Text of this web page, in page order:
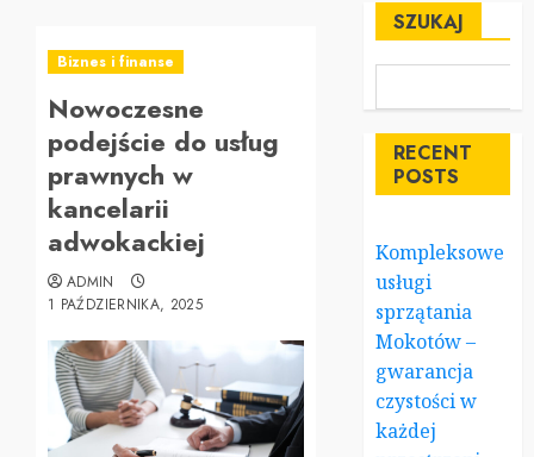
Biznes i finanse
Nowoczesne
podejście do usług
prawnych w
kancelarii
adwokackiej
ADMIN
1 PAŹDZIERNIKA, 2025
SZUKAJ
RECENT
POSTS
Kompleksowe
usługi
sprzątania
Mokotów –
gwarancja
czystości w
każdej